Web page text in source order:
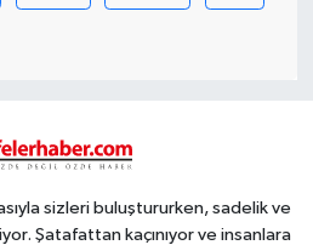
sizleri buluştururken, sadelik ve
Şatafattan kaçınıyor ve insanlara